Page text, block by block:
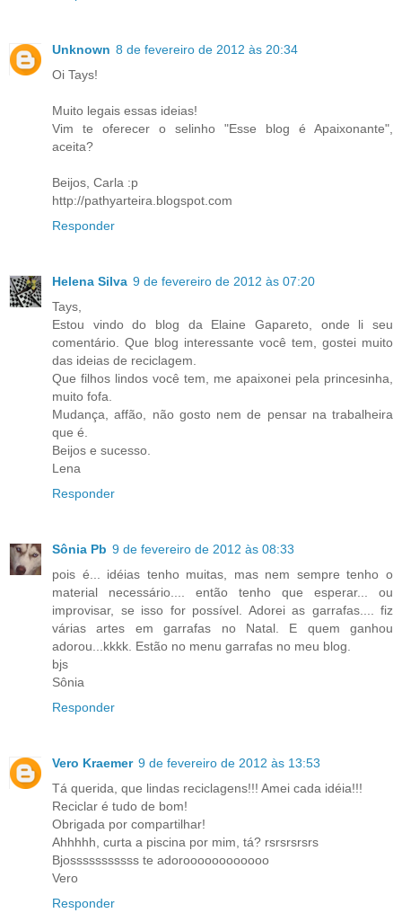
Unknown 8 de fevereiro de 2012 às 20:34
Oi Tays!
Muito legais essas ideias!
Vim te oferecer o selinho "Esse blog é Apaixonante",
aceita?
Beijos, Carla :p
http://pathyarteira.blogspot.com
Responder
Helena Silva 9 de fevereiro de 2012 às 07:20
Tays,
Estou vindo do blog da Elaine Gapareto, onde li seu
comentário. Que blog interessante você tem, gostei muito
das ideias de reciclagem.
Que filhos lindos você tem, me apaixonei pela princesinha,
muito fofa.
Mudança, affão, não gosto nem de pensar na trabalheira
que é.
Beijos e sucesso.
Lena
Responder
Sônia Pb 9 de fevereiro de 2012 às 08:33
pois é... idéias tenho muitas, mas nem sempre tenho o
material necessário.... então tenho que esperar... ou
improvisar, se isso for possível. Adorei as garrafas.... fiz
várias artes em garrafas no Natal. E quem ganhou
adorou...kkkk. Estão no menu garrafas no meu blog.
bjs
Sônia
Responder
Vero Kraemer 9 de fevereiro de 2012 às 13:53
Tá querida, que lindas reciclagens!!! Amei cada idéia!!!
Reciclar é tudo de bom!
Obrigada por compartilhar!
Ahhhhh, curta a piscina por mim, tá? rsrsrsrsrs
Bjosssssssssss te adoroooooooooooo
Vero
Responder